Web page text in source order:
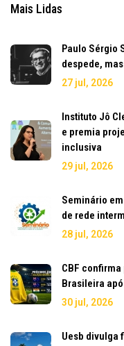
Mais Lidas
Paulo Sérgio
despede,
27 jul, 2026
Instituto Jô
e premia
inclusiva
29 jul, 2026
Seminário
de rede
28 jul, 2026
CBF
Brasileira
30 jul, 2026
Uesb divulga